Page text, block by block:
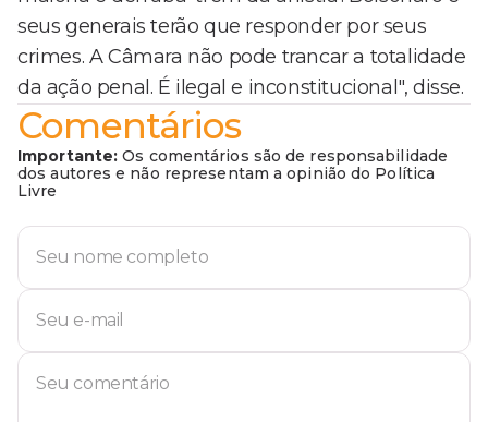
seus generais terão que responder por seus
crimes. A Câmara não pode trancar a totalidade
da ação penal. É ilegal e inconstitucional", disse.
Comentários
Importante: Os comentários são de responsabilidade
dos autores e não representam a opinião do Política
Livre